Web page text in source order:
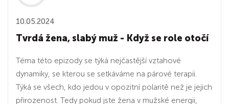
10.05.2024
Tvrdá žena, slabý muž - Když se role otočí
Téma této epizody se týká nejčastější vztahové
dynamiky, se kterou se setkáváme na párové terapii.
Týká se všech, kdo jedou v opozitní polaritě než je jejich
přirozenost. Tedy pokud jste žena v mužské energii,